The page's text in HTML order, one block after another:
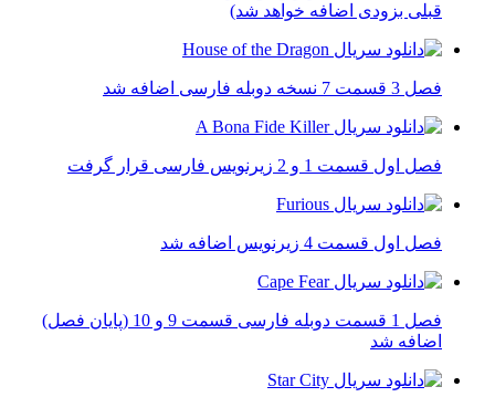
قبلی بزودی اضافه خواهد شد)
فصل 3 قسمت 7 نسخه دوبله فارسی اضافه شد
فصل اول قسمت 1 و 2 زیرنویس فارسی قرار گرفت
فصل اول قسمت 4 زیرنویس اضافه شد
فصل 1 قسمت دوبله فارسی قسمت 9 و 10 (پایان فصل)
اضافه شد